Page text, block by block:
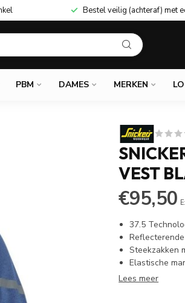
Bestel veilig (achteraf) met
PBM DAMES MERKEN
VEST
€95,50
37.5
Steekzakken
Elastische
Lees meer